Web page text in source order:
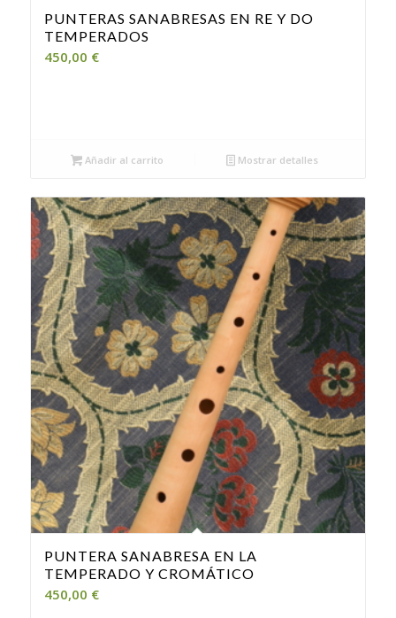
PUNTERAS SANABRESAS EN RE Y DO
TEMPERADOS
450,00 €
Añadir al carrito Mostrar detalles
PUNTERA SANABRESA EN LA
TEMPERADO Y CROMÁTICO
450,00 €